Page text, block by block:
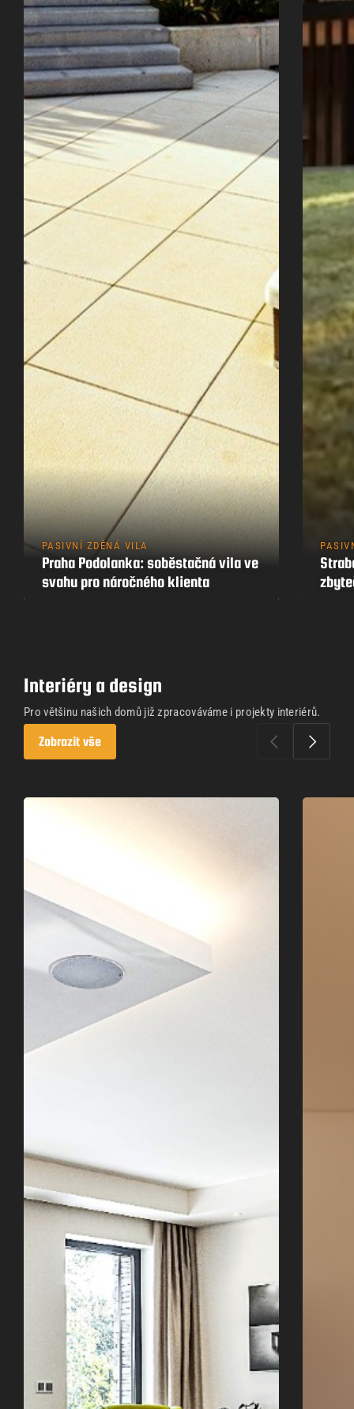
Úvod
Naše služby
Reference
Průvodce stavbou
O ateliéru
Řekli o nás
Kontakty
PASIVNÍ ZDĚNÁ VILA
Praha Podolanka: soběstačná vila ve
svahu pro náročného klienta
Interiéry a design
Pro většinu našich domů již zpracováváme i projekty interiérů.
Zobrazit vše